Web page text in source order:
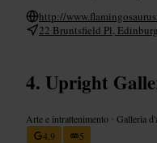
http://
22 Bruntsfield Pl,
Upright
Arte e intrattenimento •Galleria
4,9
5